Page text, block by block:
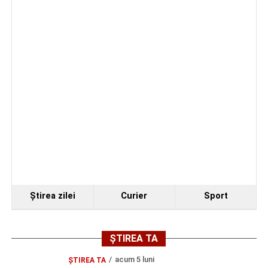
Ştirea zilei Curier Sport
ȘTIREA TA
ȘTIREA TA acum 5 luni